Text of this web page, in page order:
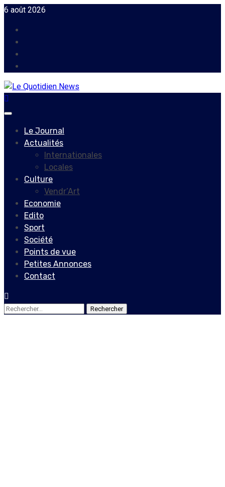
Skip
content
6 août 2026
Primary
Le Journal
Actualités
Internationales
Locales
Culture
Vendr’Art
Economie
Edito
Sport
Société
Points de vue
Petites Annonces
Contact
Rechercher :